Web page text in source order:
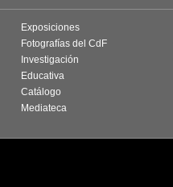
Exposiciones
Fotografías del CdF
Investigación
Educativa
Catálogo
Mediateca